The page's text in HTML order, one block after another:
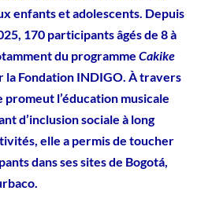
enfants et adolescents. Depuis
170 participants âgés de 8 à
du programme Cakike
la Fondation INDIGO. À travers
l’éducation musicale
d’inclusion sociale à long
elle a permis de toucher
dans ses sites de Bogotá,